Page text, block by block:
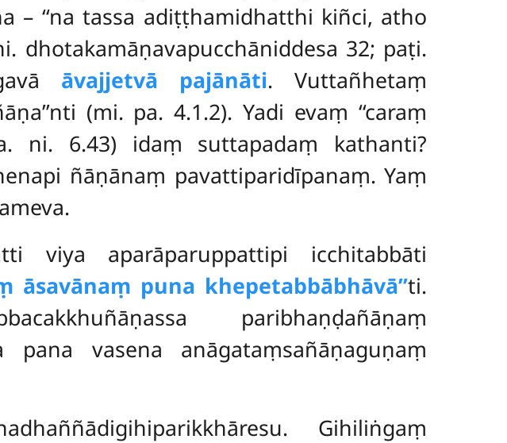
– ‘‘na tassa adiṭṭhamidhatthi kiñci, atho
dhotakamāṇavapucchāniddesa 32; paṭi.
āvajjetvā pajānāti. Vuttañhetaṃ
(mi. pa. 4.1.2). Yadi evaṃ ‘‘caraṃ
ni. 6.43) idaṃ suttapadaṃ kathanti?
ñāṇānaṃ pavattiparidīpanaṃ. Yaṃ
viya aparāparuppattipi icchitabbāti
āsavānaṃ puna khepetabbābhāvā’’ti.
paribhaṇḍañāṇaṃ
vasena anāgataṃsañāṇaguṇaṃ
Gihiliṅgaṃ